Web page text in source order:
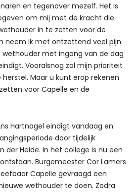
en tegenover mezelf. Het is
om mij met de kracht die
in te zetten voor de
neem ik met ontzettend veel pijn
met ingang van de dag
Vooralsnog zal mijn prioriteit
Maar u kunt erop rekenen
voor Capelle en de
Hartnagel eindigt vandaag en
door tijdelijk
der Heide. In het college is nu een
Burgemeester Cor Lamers
Capelle gevraagd een
wethouder te doen. Zodra